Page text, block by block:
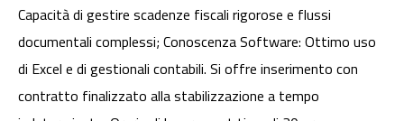
Capacità di gestire scadenze fiscali rigorose e flussi
documentali complessi; Conoscenza Software: Ottimo uso
di Excel e di gestionali contabili. Si offre inserimento con
contratto finalizzato alla stabilizzazione a tempo